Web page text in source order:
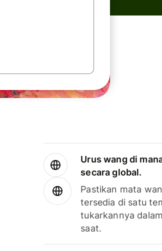
Urus wang di
secara global.
Pastikan mata
tersedia di satu
tukarkannya
saat.